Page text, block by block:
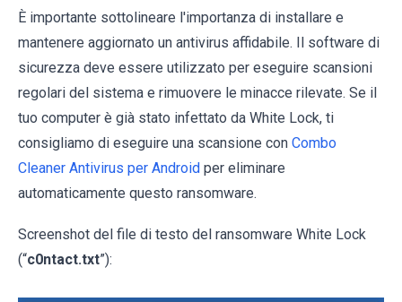
È importante sottolineare l'importanza di installare e
mantenere aggiornato un antivirus affidabile. Il software di
sicurezza deve essere utilizzato per eseguire scansioni
regolari del sistema e rimuovere le minacce rilevate. Se il
tuo computer è già stato infettato da White Lock, ti
consigliamo di eseguire una scansione con Combo
Cleaner Antivirus per Android per eliminare
automaticamente questo ransomware.
Screenshot del file di testo del ransomware White Lock
(“c0ntact.txt”):